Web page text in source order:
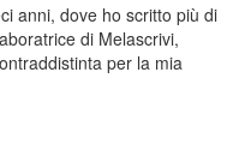
anni, dove ho scritto più di
di Melascrivi,
per la mia